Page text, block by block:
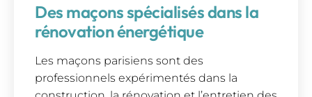
Des maçons spécialisés dans la
rénovation énergétique
Les maçons parisiens sont des
professionnels expérimentés dans la